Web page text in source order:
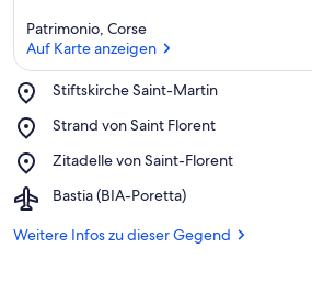
Patrimonio, Corse
Auf Karte anzeigen
Stiftskirche Saint-Martin
Place,
Saint-
Strand von Saint Florent
Place,
von
Florent
Zitadelle von Saint-Florent
Place,
von
Florent
Bastia (BIA-Poretta)
Airport,
(BIA-
Weitere Infos zu dieser Gegend